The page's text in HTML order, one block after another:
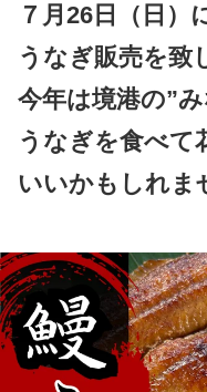
７月26日（日）
うなぎ販売を致
今年は境港の”
うなぎを食べて
いいかもしれま